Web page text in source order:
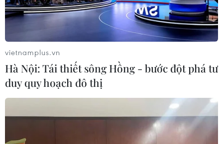
Cảnh sát Philippines bắt 4 phần tử khủng
bố Abu Sayyaf
Cảnh sát Philippines ngày 16/4 cho biết đã bắt 4 người
vợ của các chỉ huy Abu Sayyaf - những người phụ trách
vietnamplus.vn
Hà Nội: Tái thiết sông Hồng - bước đột phá tư
duy quy hoạch đô thị